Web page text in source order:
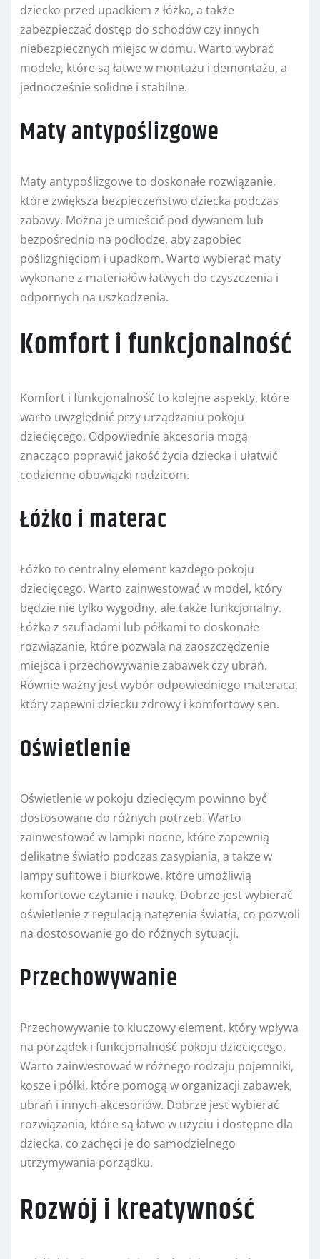
dziecko przed upadkiem z łóżka, a także
zabezpieczać dostęp do schodów czy innych
niebezpiecznych miejsc w domu. Warto wybrać
modele, które są łatwe w montażu i demontażu, a
jednocześnie solidne i stabilne.
Maty antypoślizgowe
Maty antypoślizgowe to doskonałe rozwiązanie,
które zwiększa bezpieczeństwo dziecka podczas
zabawy. Można je umieścić pod dywanem lub
bezpośrednio na podłodze, aby zapobiec
poślizgnięciom i upadkom. Warto wybierać maty
wykonane z materiałów łatwych do czyszczenia i
odpornych na uszkodzenia.
Komfort i funkcjonalność
Komfort i funkcjonalność to kolejne aspekty, które
warto uwzględnić przy urządzaniu pokoju
dziecięcego. Odpowiednie akcesoria mogą
znacząco poprawić jakość życia dziecka i ułatwić
codzienne obowiązki rodzicom.
Łóżko i materac
Łóżko to centralny element każdego pokoju
dziecięcego. Warto zainwestować w model, który
będzie nie tylko wygodny, ale także funkcjonalny.
Łóżka z szufladami lub półkami to doskonałe
rozwiązanie, które pozwala na zaoszczędzenie
miejsca i przechowywanie zabawek czy ubrań.
Równie ważny jest wybór odpowiedniego materaca,
który zapewni dziecku zdrowy i komfortowy sen.
Oświetlenie
Oświetlenie w pokoju dziecięcym powinno być
dostosowane do różnych potrzeb. Warto
zainwestować w lampki nocne, które zapewnią
delikatne światło podczas zasypiania, a także w
lampy sufitowe i biurkowe, które umożliwią
komfortowe czytanie i naukę. Dobrze jest wybierać
oświetlenie z regulacją natężenia światła, co pozwoli
na dostosowanie go do różnych sytuacji.
Przechowywanie
Przechowywanie to kluczowy element, który wpływa
na porządek i funkcjonalność pokoju dziecięcego.
Warto zainwestować w różnego rodzaju pojemniki,
kosze i półki, które pomogą w organizacji zabawek,
ubrań i innych akcesoriów. Dobrze jest wybierać
rozwiązania, które są łatwe w użyciu i dostępne dla
dziecka, co zachęci je do samodzielnego
utrzymywania porządku.
Rozwój i kreatywność